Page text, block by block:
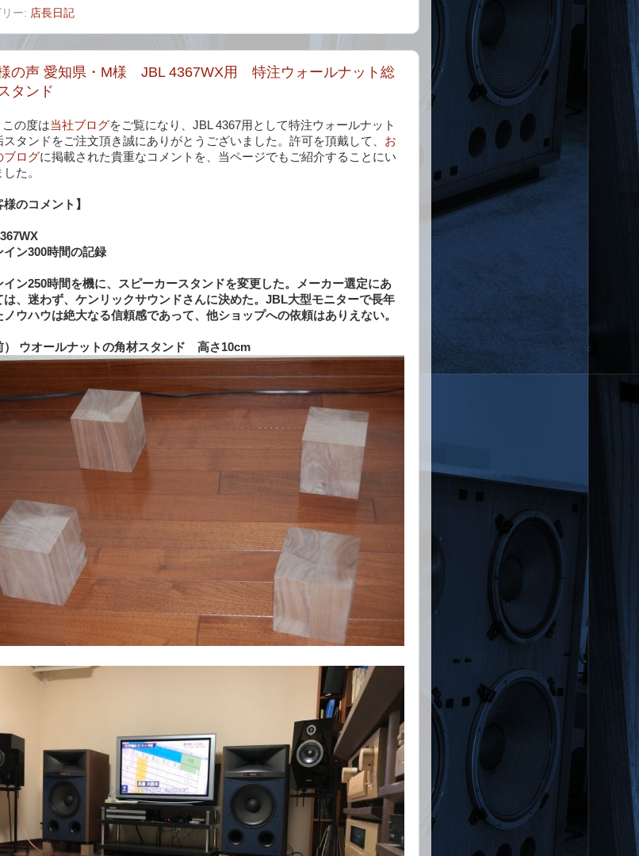
ー: 店長日記
の声 愛知県・M様 JBL 4367WX用 特注ウォールナット総
タンド
の度は当社ブログをご覧になり、JBL 4367用として特注ウォールナット
スタンドをご注文頂き誠にありがとうございました。許可を頂戴して、 お
ブログに掲載された貴重なコメントを、当ページでもご紹介することにい
た。
様のコメント】
イン300時間の記録
イン250時間を機に、スピーカースタンドを変更した。メーカー選定にあ
は、迷わず、ケンリックサウンドさんに決めた。JBL大型モニターで長年
ノウハウは絶大なる信頼感であって、他ショップへの依頼はありえない。
） ウオールナットの角材スタンド 高さ10cm